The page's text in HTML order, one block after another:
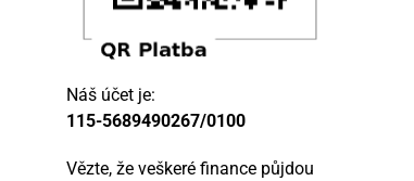
Náš účet je:
115-5689490267/0100
Vězte, že veškeré finance půjdou